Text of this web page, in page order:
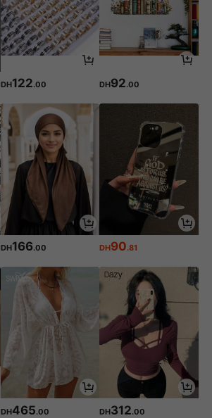
DH122.00 DH92.00
DH166.00 DH90.81
DH465.00 DH312.00